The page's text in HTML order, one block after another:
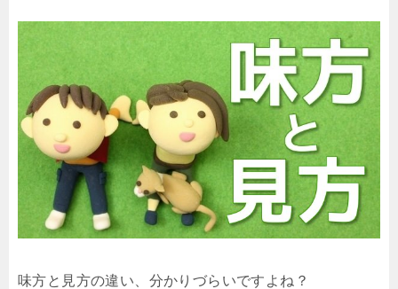
味方と見方の違い、分かりづらいですよね？